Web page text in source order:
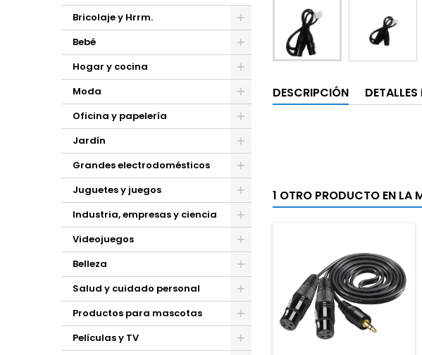
Bricolaje y Hrrm.
Bebé
Hogar y cocina
Moda
Oficina y papelería
Jardín
Grandes electrodomésticos
Juguetes y juegos
Industria, empresas y ciencia
Videojuegos
Belleza
Salud y cuidado personal
Productos para mascotas
Películas y TV
DESCRIPCIÓN
1 OTRO PRODUCTO EN LA